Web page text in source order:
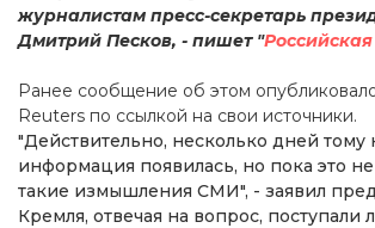
журналистам пресс-секретарь
Дмитрий Песков, - пишет "Российская
Ранее сообщение об этом опубликовало
Reuters по ссылкой на свои источники.
"Действительно, несколько дней тому
информация появилась, но пока это
такие измышления СМИ", - заявил
Кремля, отвечая на вопрос, поступали